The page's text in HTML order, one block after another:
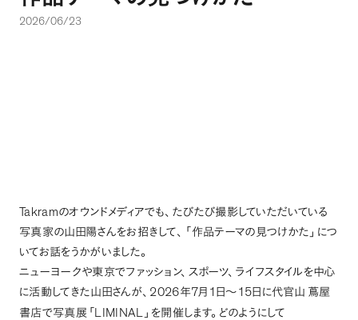
2026/06/23
Takramのオウンドメディアでも、 たびたび撮影していただいている
写真家の山田陽さんをお招きして、 「 作品テーマの見つけかた 」 につ
いてお話をうかがいました。
ニューヨークや東京でファッション、 スポーツ、 ライフスタイルを中心
に活動してきた山田さんが、 2026年7月 1 日～ 15日に代官山 蔦屋
書店で写真展 「 LIMINAL 」 を開催します。 どのようにして